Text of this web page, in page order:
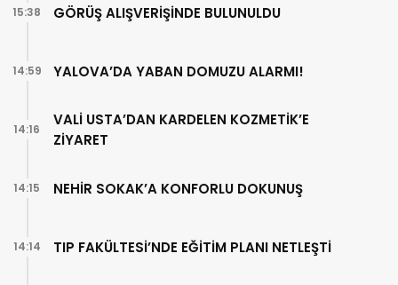
GÖRÜŞ ALIŞVERİŞİNDE BULUNULDU
15:38
YALOVA’DA YABAN DOMUZU ALARMI!
14:59
VALİ USTA’DAN KARDELEN KOZMETİK’E
ZİYARET
14:16
NEHİR SOKAK’A KONFORLU DOKUNUŞ
14:15
TIP FAKÜLTESİ’NDE EĞİTİM PLANI NETLEŞTİ
14:14